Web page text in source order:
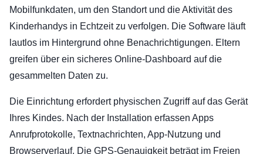
Mobilfunkdaten, um den Standort und die Aktivität des
Kinderhandys in Echtzeit zu verfolgen. Die Software läuft
lautlos im Hintergrund ohne Benachrichtigungen. Eltern
greifen über ein sicheres Online-Dashboard auf die
gesammelten Daten zu.
Die Einrichtung erfordert physischen Zugriff auf das Gerät
Ihres Kindes. Nach der Installation erfassen Apps
Anrufprotokolle, Textnachrichten, App-Nutzung und
Browserverlauf. Die GPS-Genauigkeit beträgt im Freien